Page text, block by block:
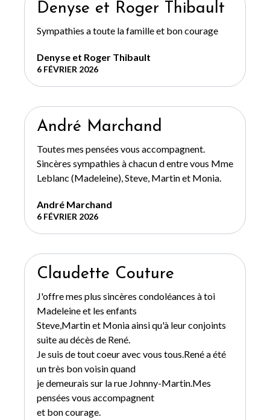
Denyse et Roger Thibault
Sympathies a toute la famille et bon courage
Denyse et Roger Thibault
6 FÉVRIER 2026
André Marchand
Toutes mes pensées vous accompagnent.
Sincères sympathies à chacun d entre vous Mme
Leblanc (Madeleine), Steve, Martin et Monia.
André Marchand
6 FÉVRIER 2026
Claudette Couture
J'offre mes plus sincères condoléances à toi
Madeleine et les enfants
Steve,Martin et Monia ainsi qu'à leur conjoints
suite au décès de René.
Je suis de tout coeur avec vous tous.René a été
un très bon voisin quand
je demeurais sur la rue Johnny-Martin.Mes
pensées vous accompagnent
et bon courage.